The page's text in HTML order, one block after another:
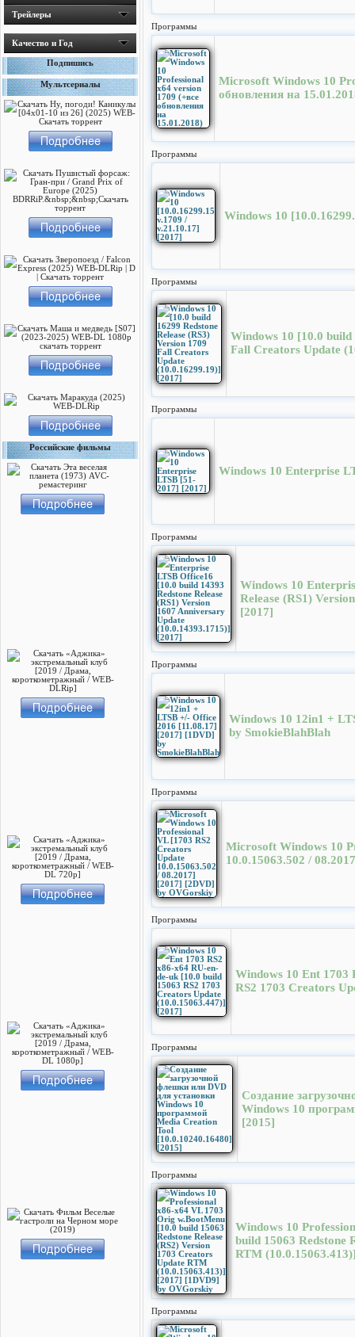
Трейлеры
Качество и Год
Подпишись
Мультсериалы
Российские фильмы
Программы
Microsoft Windows 10
обновления на
Программы
Windows 10
Программы
Windows 10 [10.0 build
Fall Creators Update
Программы
Windows 10 Enterprise
Программы
Windows 10
Release (RS1)
[2017]
Программы
Windows 10 12in1 +
by SmokieBlahBlah
Программы
Microsoft Windows 10
10.0.15063.502 /
Программы
Windows 10 Ent 1703
RS2 1703 Creators
Программы
Создание
Windows 10
[2015]
Программы
Windows 10
build 15063 Redstone
RTM
Программы